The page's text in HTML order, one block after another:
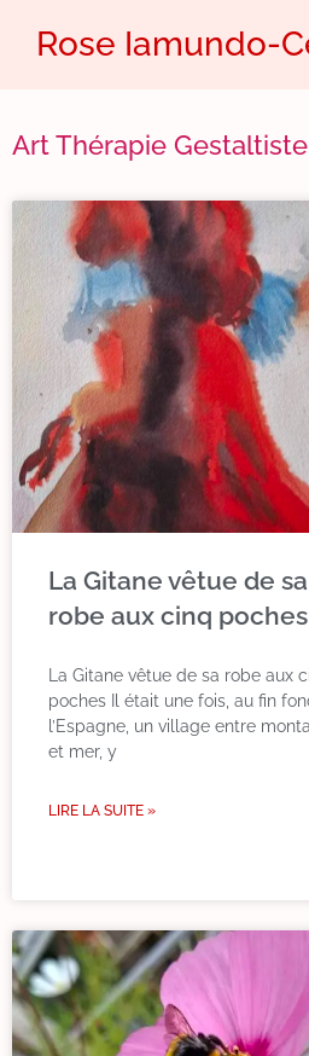
Rose Iamundo-
Art Thérapie Gestaltiste
La Gitane vêtue de sa
robe aux cinq poches
La Gitane vêtue de sa robe aux
poches Il était une fois, au fin
l’Espagne, un village entre
et mer, y
LIRE LA SUITE »